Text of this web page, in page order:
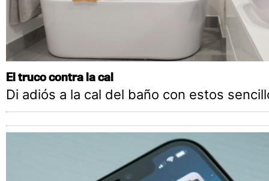
El truco contra la cal
Di adiós a la cal del baño con estos